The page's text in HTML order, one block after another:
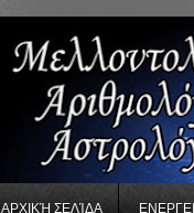
ΑΡΧΙΚΉ ΣΕΛΊΔΑ